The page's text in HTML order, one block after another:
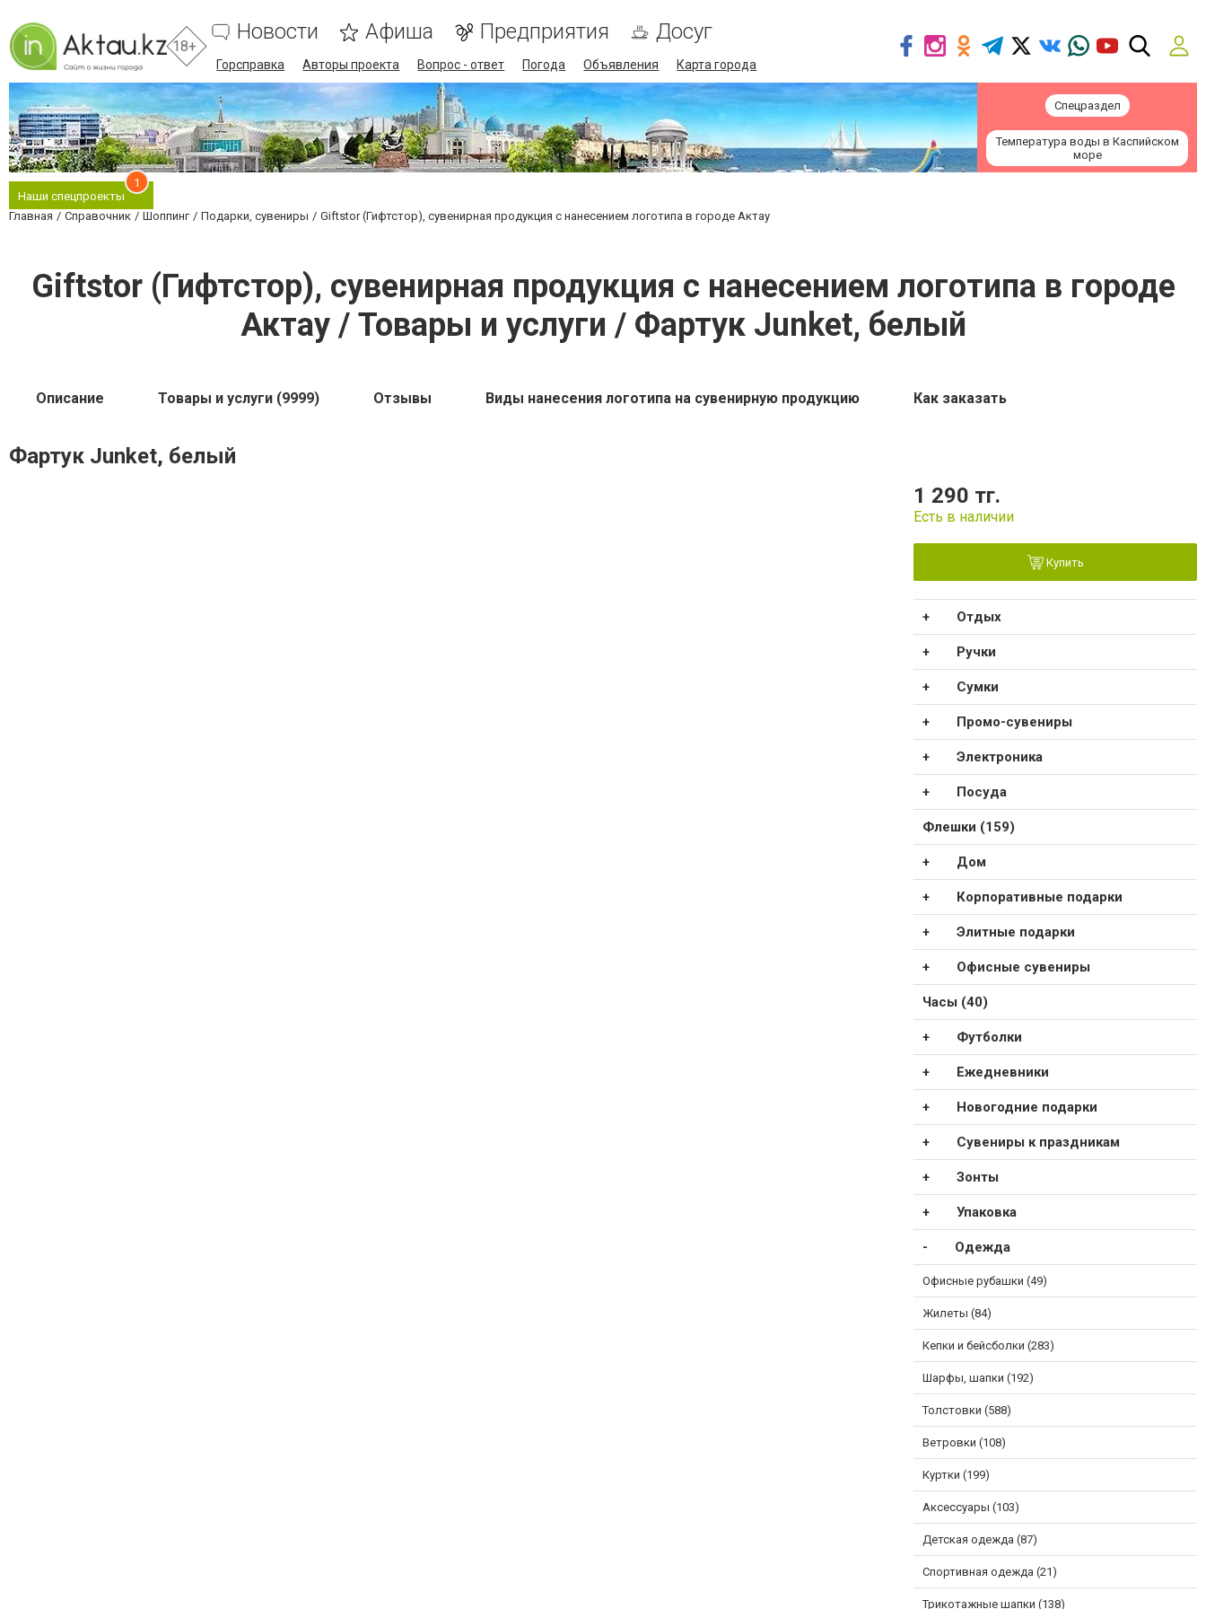
18+
Новости Афиша Предприятия Досуг
Горсправка Авторы проекта Вопрос - ответ Погода Объявления Карта города
Спецраздел
Температура воды в Каспийском
море
Наши спецпроекты
1
Главная Справочник Шоппинг Подарки, сувениры Giftstor (Гифтстор), сувенирная продукция с нанесением логотипа в городе Актау
Giftstor (Гифтстор), сувенирная продукция с нанесением логотипа в городе
Актау / Товары и услуги / Фартук Junket, белый
Описание Товары и услуги (9999) Отзывы Виды нанесения логотипа на сувенирную продукцию Как заказать
Фартук Junket, белый
1 290 тг.
Есть в наличии
Купить
Отдых
Ручки
Сумки
Промо-сувениры
Электроника
Посуда
Флешки (159)
Дом
Корпоративные подарки
Элитные подарки
Офисные сувениры
Часы (40)
Футболки
Ежедневники
Новогодние подарки
Сувениры к праздникам
Зонты
Упаковка
Одежда
Офисные рубашки (49)
Жилеты (84)
Кепки и бейсболки (283)
Шарфы, шапки (192)
Толстовки (588)
Ветровки (108)
Куртки (199)
Аксессуары (103)
Детская одежда (87)
Спортивная одежда (21)
Трикотажные шапки (138)